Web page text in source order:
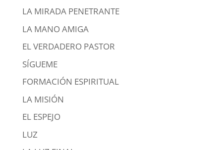
LA MIRADA PENETRANTE
LA MANO AMIGA
EL VERDADERO PASTOR
SÍGUEME
FORMACIÓN ESPIRITUAL
LA MISIÓN
EL ESPEJO
LUZ